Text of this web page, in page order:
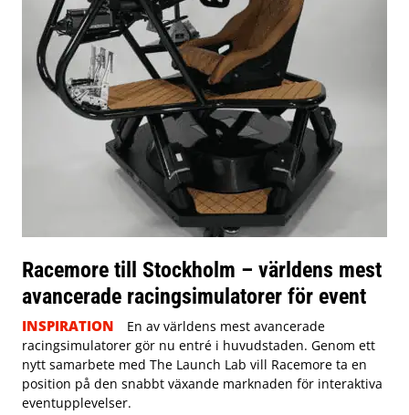
Racemore till Stockholm – världens mest
avancerade racingsimulatorer för event
INSPIRATION
En av världens mest avancerade
racingsimulatorer gör nu entré i huvudstaden. Genom ett
nytt samarbete med The Launch Lab vill Racemore ta en
position på den snabbt växande marknaden för interaktiva
eventupplevelser.